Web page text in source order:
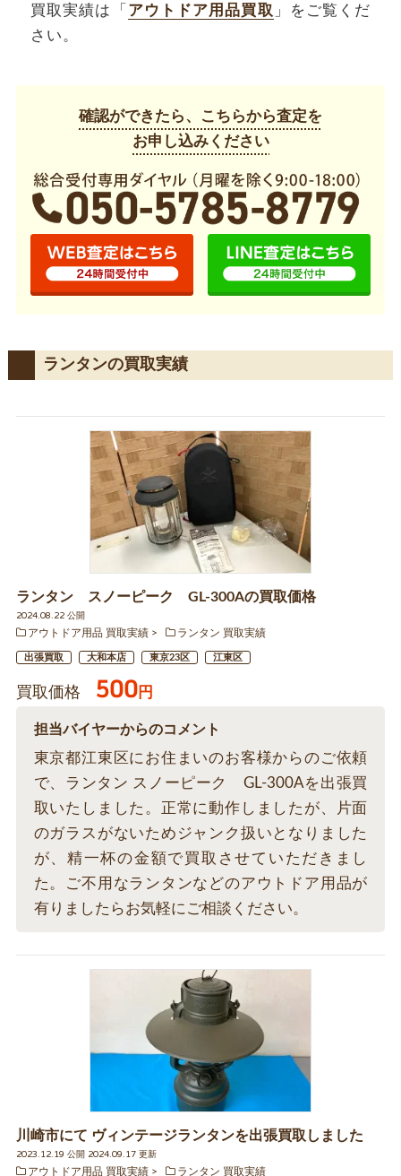
買取実績は「 アウトドア用品買取 」をご覧くだ
さい。
確認ができたら、こちらから査定を
お申し込みください
ランタンの買取実績
ランタン スノーピーク GL-300Aの買取価格
2024.08.22 公開
アウトドア用品 買取実績
ランタン 買取実績
出張買取 大和本店 東京23区 江東区
買取価格 500円
担当バイヤーからのコメント
東京都江東区にお住まいのお客様からのご依頼
で、ランタン スノーピーク GL-300Aを出張買
取いたしました。正常に動作しましたが、片面
のガラスがないためジャンク扱いとなりました
が、精一杯の金額で買取させていただきまし
た。ご不用なランタンなどのアウトドア用品が
有りましたらお気軽にご相談ください。
川崎市にて ヴィンテージランタンを出張買取しました
2023.12.19 公開 2024.09.17 更新
アウトドア用品 買取実績
ランタン 買取実績